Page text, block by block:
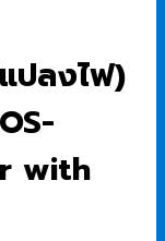
ปลงไฟ)
with